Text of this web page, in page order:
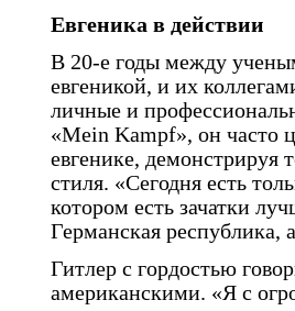
Евгеника в действии
В 20-е годы между
евгеникой, и их
личные и
«Mein Kampf», он часто
евгенике, демонстрируя
стиля. «Сегодня есть
котором есть зачатки
Германская
Гитлер с гордостью
американскими. «Я с